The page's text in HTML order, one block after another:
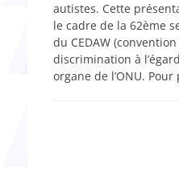
autistes. Cette
le cadre de la 62ème
du CEDAW
discrimination à
organe de l’ONU.